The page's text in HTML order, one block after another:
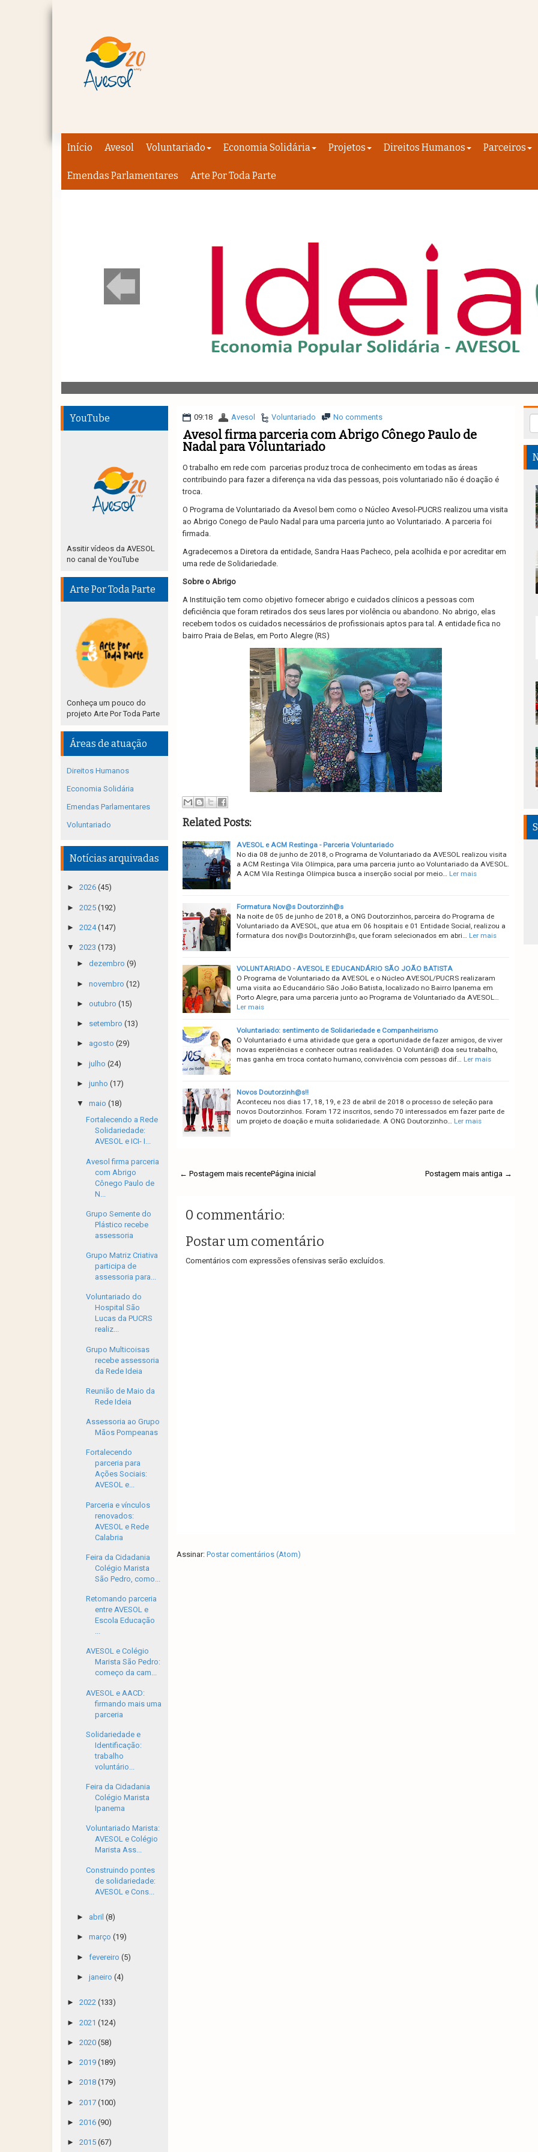
Início Avesol Voluntariado Economia Solidária Projetos Direitos Humanos Parceiros
Emendas Parlamentares Arte Por Toda Parte
09:18 Avesol Voluntariado No comments
Avesol firma parceria com Abrigo Cônego Paulo de
Nadal para Voluntariado
O trabalho em rede com parcerias produz troca de conhecimento em todas as áreas
contribuindo para fazer a diferença na vida das pessoas, pois voluntariado não é doação é
troca.
O Programa de Voluntariado da Avesol bem como o Núcleo Avesol-PUCRS realizou uma visita
ao Abrigo Conego de Paulo Nadal para uma parceria junto ao Voluntariado. A parceria foi
firmada.
Agradecemos a Diretora da entidade, Sandra Haas Pacheco, pela acolhida e por acreditar em
uma rede de Solidariedade.
Sobre o Abrigo
A Instituição tem como objetivo fornecer abrigo e cuidados clínicos a pessoas com
deficiência que foram retirados dos seus lares por violência ou abandono. No abrigo, elas
recebem todos os cuidados necessários de profissionais aptos para tal. A entidade fica no
bairro Praia de Belas, em Porto Alegre (RS)
Related Posts:
AVESOL e ACM Restinga - Parceria Voluntariado
No dia 08 de junho de 2018, o Programa de Voluntariado da AVESOL realizou visita
a ACM Restinga Vila Olímpica, para uma parceria junto ao Voluntariado da AVESOL.
A ACM Vila Restinga Olímpica busca a inserção social por meio…
Ler mais
Formatura Nov@s Doutorzinh@s
Na noite de 05 de junho de 2018, a ONG Doutorzinhos, parceira do Programa de
Voluntariado da AVESOL, que atua em 06 hospitais e 01 Entidade Social, realizou a
formatura dos nov@s Doutorzinh@s, que foram selecionados em abri…
Ler mais
VOLUNTARIADO - AVESOL E EDUCANDÁRIO SÃO JOÃO BATISTA
O Programa de Voluntariado da AVESOL e o Núcleo AVESOL/PUCRS realizaram
uma visita ao Educandário São João Batista, localizado no Bairro Ipanema em
Porto Alegre, para uma parceria junto ao Programa de Voluntariado da AVESOL…
Ler mais
Voluntariado: sentimento de Solidariedade e Companheirismo
O Voluntariado é uma atividade que gera a oportunidade de fazer amigos, de viver
novas experiências e conhecer outras realidades. O Voluntári@ doa seu trabalho,
mas ganha em troca contato humano, convivência com pessoas dif…
Ler mais
Novos Doutorzinh@s!!
Aconteceu nos dias 17, 18, 19, e 23 de abril de 2018 o processo de seleção para
novos Doutorzinhos. Foram 172 inscritos, sendo 70 interessados em fazer parte de
um projeto de doação e muita solidariedade. A ONG Doutorzinho…
Ler mais
← Postagem mais recente Postagem mais antiga →
Página inicial
0 commentário:
Postar um comentário
Comentários com expressões ofensivas serão excluídos.
Assinar: Postar comentários (Atom)
YouTube
Assitir vídeos da AVESOL
no canal de YouTube
Arte Por Toda Parte
Conheça um pouco do
projeto Arte Por Toda Parte
Áreas de atuação
Direitos Humanos
Economia Solidária
Emendas Parlamentares
Voluntariado
Notícias arquivadas
► 2026 (45)
► 2025 (192)
► 2024(147)
▼ 2023 (173)
► dezembro (9)
► novembro (12)
► outubro (15)
► setembro (13)
► agosto (29)
► julho (24)
► junho (17)
▼ maio (18)
Fortalecendo a Rede
Solidariedade:
AVESOL e ICI- I...
Avesol firma parceria
com Abrigo
Cônego Paulo de
N...
Grupo Semente do
Plástico recebe
assessoria
Grupo Matriz Criativa
participa de
assessoria para...
Voluntariado do
Hospital São
Lucas da PUCRS
realiz...
Grupo Multicoisas
recebe assessoria
da Rede Ideia
Reunião de Maio da
Rede Ideia
Assessoria ao Grupo
Mãos Pompeanas
Fortalecendo
parceria para
Ações Sociais:
AVESOL e...
Parceria e vínculos
renovados:
AVESOL e Rede
Calabria
Feira da Cidadania
Colégio Marista
São Pedro, como...
Retomando parceria
entre AVESOL e
Escola Educação
...
AVESOL e Colégio
Marista São Pedro:
começo da cam...
AVESOL e AACD:
firmando mais uma
parceria
Solidariedade e
Identificação:
trabalho
voluntário...
Feira da Cidadania
Colégio Marista
Ipanema
Voluntariado Marista:
AVESOL e Colégio
Marista Ass...
Construindo pontes
de solidariedade:
AVESOL e Cons...
► abril (8)
► março (19)
► fevereiro (5)
► janeiro (4)
► 2022 (133)
► 2021 (124)
► 2020 (58)
► 2019 (189)
► 2018 (179)
► 2017 (100)
► 2016 (90)
► 2015 (67)